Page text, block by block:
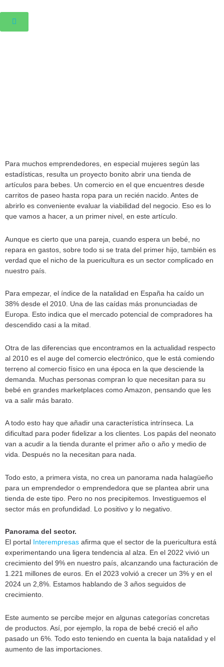
contenido
Para muchos emprendedores, en especial mujeres según las
estadísticas, resulta un proyecto bonito abrir una tienda de
artículos para bebes. Un comercio en el que encuentres desde
carritos de paseo hasta ropa para un recién nacido. Antes de
abrirlo es conveniente evaluar la viabilidad del negocio. Eso es lo
que vamos a hacer, a un primer nivel, en este artículo.
Aunque es cierto que una pareja, cuando espera un bebé, no
repara en gastos, sobre todo si se trata del primer hijo, también es
verdad que el nicho de la puericultura es un sector complicado en
nuestro país.
Para empezar, el índice de la natalidad en España ha caído un
38% desde el 2010. Una de las caídas más pronunciadas de
Europa. Esto indica que el mercado potencial de compradores ha
descendido casi a la mitad.
Otra de las diferencias que encontramos en la actualidad respecto
al 2010 es el auge del comercio electrónico, que le está comiendo
terreno al comercio físico en una época en la que desciende la
demanda. Muchas personas compran lo que necesitan para su
bebé en grandes marketplaces como Amazon, pensando que les
va a salir más barato.
A todo esto hay que añadir una característica intrínseca. La
dificultad para poder fidelizar a los clientes. Los papás del neonato
van a acudir a la tienda durante el primer año o año y medio de
vida. Después no la necesitan para nada.
Todo esto, a primera vista, no crea un panorama nada halagüeño
para un emprendedor o emprendedora que se plantea abrir una
tienda de este tipo. Pero no nos precipitemos. Investiguemos el
sector más en profundidad. Lo positivo y lo negativo.
Panorama del sector.
El portal Interempresas afirma que el sector de la puericultura está
experimentando una ligera tendencia al alza. En el 2022 vivió un
crecimiento del 9% en nuestro país, alcanzando una facturación de
1.221 millones de euros. En el 2023 volvió a crecer un 3% y en el
2024 un 2,8%. Estamos hablando de 3 años seguidos de
crecimiento.
Este aumento se percibe mejor en algunas categorías concretas
de productos. Así, por ejemplo, la ropa de bebé creció el año
pasado un 6%. Todo esto teniendo en cuenta la baja natalidad y el
aumento de las importaciones.